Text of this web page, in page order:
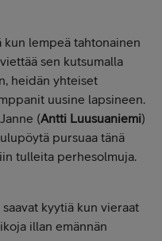
kun lempeä tahtonainen
sen kutsumalla
heidän yhteiset
uusine lapsineen.
(Antti Luusuaniemi)
pursuaa tänä
tulleita perhesolmuja.
kyytiä kun vieraat
illan emännän